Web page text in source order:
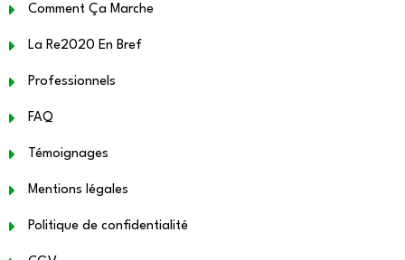
Comment Ça Marche
La Re2020 En Bref
Professionnels
FAQ
Témoignages
Mentions légales
Politique de confidentialité